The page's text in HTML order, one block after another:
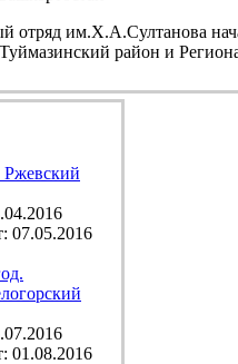
отряд им.Х.А.Султанова
район и
07.05.2016
01.08.2016